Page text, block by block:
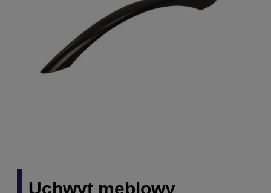
Uchwyt meblowy